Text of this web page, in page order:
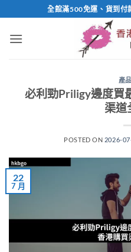
to
content
全館滿500免運、貨到付
產
必利勁Priligy邊度買
渠道
POSTED ON 2026-
22
7 月